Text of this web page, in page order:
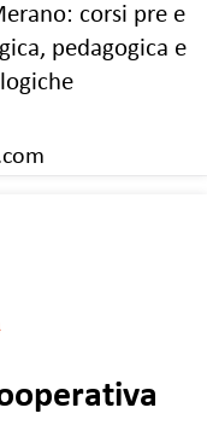
corsi pre e
pedagogica e